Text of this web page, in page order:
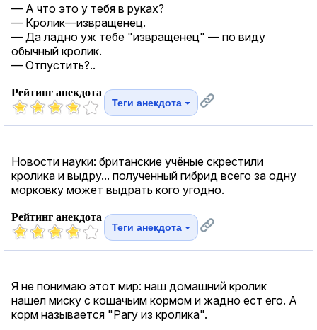
— А что это у тебя в руках?
— Кролик—извращенец.
— Да ладно уж тебе "извращенец" — по виду
обычный кролик.
— Отпустить?..
Рейтинг анекдота
Теги анекдота
Новости науки: британские учёные скрестили
кролика и выдру... полученный гибрид всего за одну
морковку может выдрать кого угодно.
Рейтинг анекдота
Теги анекдота
Я не понимаю этот мир: наш домашний кролик
нашел миску с кошачьим кормом и жадно ест его. А
корм называется "Рагу из кролика".